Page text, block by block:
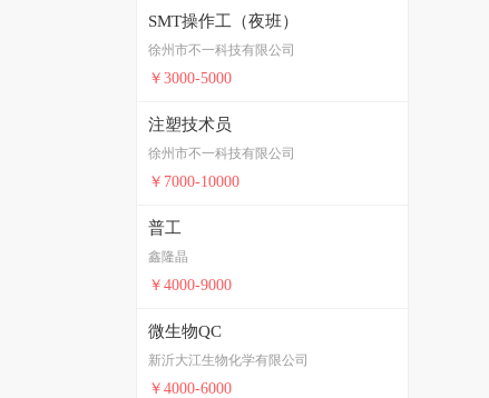
SMT操作工（夜班）
徐州市不一科技有限公司
￥3000-5000
注塑技术员
徐州市不一科技有限公司
￥7000-10000
普工
鑫隆晶
￥4000-9000
微生物QC
新沂大江生物化学有限公司
￥4000-6000